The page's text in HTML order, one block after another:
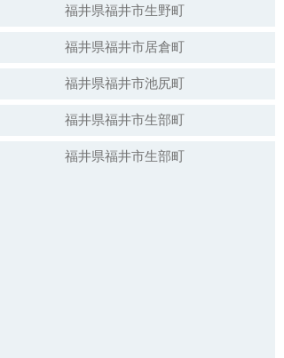
福井県福井市生野町
福井県福井市居倉町
福井県福井市池尻町
福井県福井市生部町
福井県福井市生部町